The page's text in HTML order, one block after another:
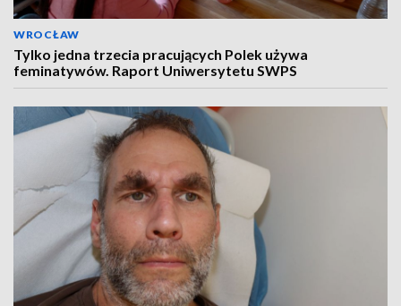
WROCŁAW
Tylko jedna trzecia pracujących Polek używa
feminatywów. Raport Uniwersytetu SWPS